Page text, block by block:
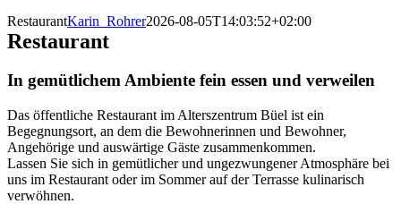
RestaurantKarin_Rohrer2026-08-05T14:03:52+02:00
Restaurant
In gemütlichem Ambiente fein essen und verweilen
Das öffentliche Restaurant im Alterszentrum Büel ist ein
Begegnungsort, an dem die Bewohnerinnen und Bewohner,
Angehörige und auswärtige Gäste zusammenkommen.
Lassen Sie sich in gemütlicher und ungezwungener Atmosphäre bei
uns im Restaurant oder im Sommer auf der Terrasse kulinarisch
verwöhnen.